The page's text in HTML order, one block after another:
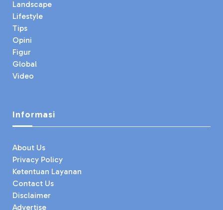
Landscape
Lifestyle
Tips
Opini
Figur
Global
Video
Informasi
About Us
Privacy Policy
Ketentuan Layanan
Contact Us
Disclaimer
Advertise